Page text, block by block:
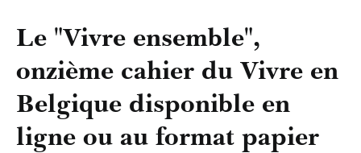
Le "Vivre ensemble",
onzième cahier du Vivre en
Belgique disponible en
ligne ou au format papier